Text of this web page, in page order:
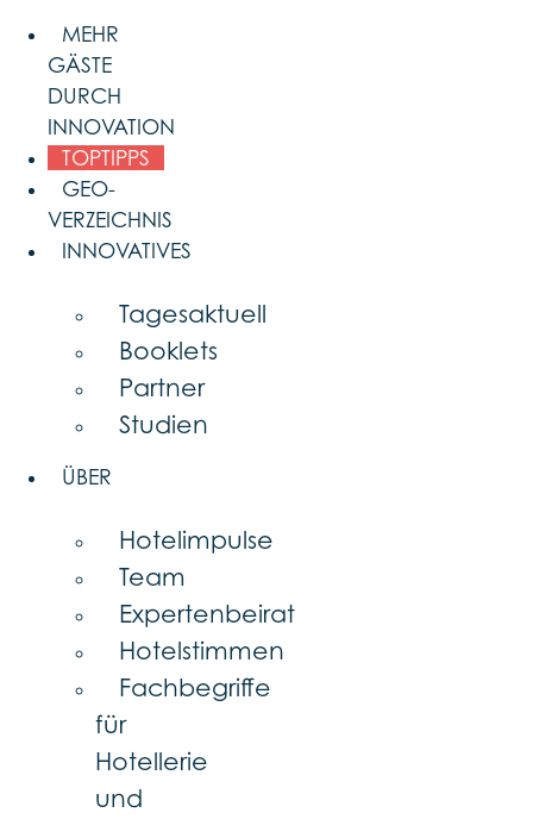
content
MEHR
GÄSTE
DURCH
INNOVATION
TOPTIPPS
GEO-
VERZEICHNIS
INNOVATIVES
Tagesaktuell
Booklets
Partner
Studien
ÜBER
Hotelimpulse
Team
Expertenbeirat
Hotelstimmen
Fachbegriffe
für
Hotellerie
und